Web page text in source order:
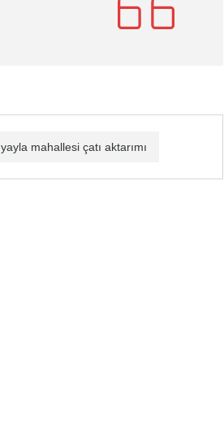
yayla mahallesi çatı aktarımı